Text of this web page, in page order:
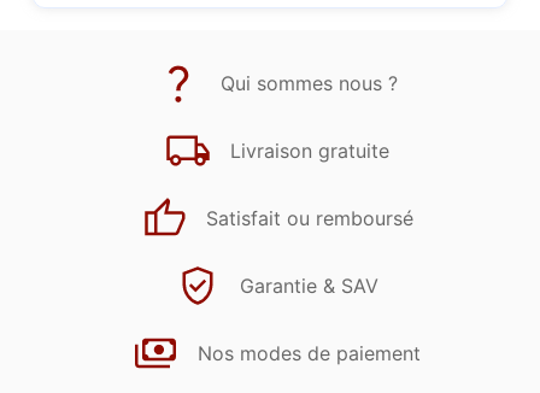
Qui sommes nous ?
Livraison gratuite
Satisfait ou remboursé
Garantie & SAV
Nos modes de paiement